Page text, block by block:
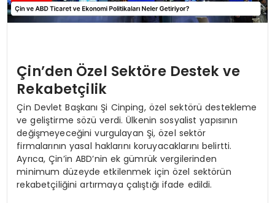
Çin’den Özel Sektöre Destek ve
Rekabetçilik
Çin Devlet Başkanı Şi Cinping, özel sektörü destekleme
ve geliştirme sözü verdi. Ülkenin sosyalist yapısının
değişmeyeceğini vurgulayan Şi, özel sektör
firmalarının yasal haklarını koruyacaklarını belirtti.
Ayrıca, Çin’in ABD’nin ek gümrük vergilerinden
minimum düzeyde etkilenmek için özel sektörün
rekabetçiliğini artırmaya çalıştığı ifade edildi.